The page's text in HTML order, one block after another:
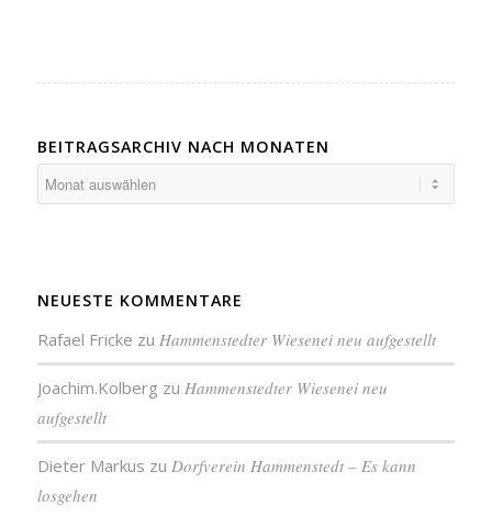
BEITRAGSARCHIV NACH MONATEN
NEUESTE KOMMENTARE
Rafael Fricke zu Hammenstedter Wiesenei neu aufgestellt
Joachim.Kolberg zu Hammenstedter Wiesenei neu
aufgestellt
Dieter Markus zu Dorfverein Hammenstedt – Es kann
losgehen